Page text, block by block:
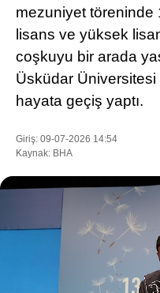
SAĞLIK
TEKNOLOJİ
EĞİTİM
mezuniyet töreninde
lisans ve yüksek
coşkuyu bir arada
Üsküdar
hayata geçiş yaptı.
Giriş: 09-07-2026 14:54
Kaynak: BHA